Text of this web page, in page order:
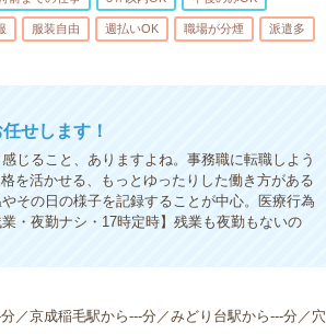
服装自由 週払いOK 職場が分煙 派遣多
せします！
じること、ありますよね。事務職に転職しよう
を活かせる、もっとゆったりした働き方がある
その日の様子を記録することが中心。医療行為
・夜勤ナシ・17時定時】残業も夜勤もないの
／京成稲毛駅から---分／みどり台駅から---分／穴